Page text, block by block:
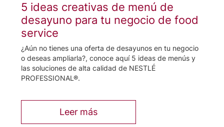
5 ideas creativas de menú de
desayuno para tu negocio de food
service
¿Aún no tienes una oferta de desayunos en tu negocio
o deseas ampliarla?, conoce aquí 5 ideas de menús y
las soluciones de alta calidad de NESTLÉ
PROFESSIONAL®.
Leer más